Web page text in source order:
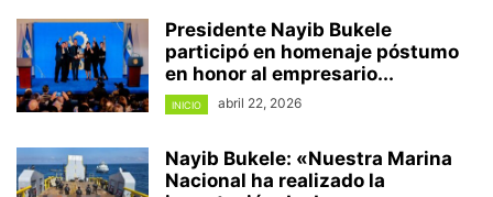
Presidente Nayib Bukele
participó en homenaje póstumo
en honor al empresario...
INICIO abril 22, 2026
Nayib Bukele: «Nuestra Marina
Nacional ha realizado la